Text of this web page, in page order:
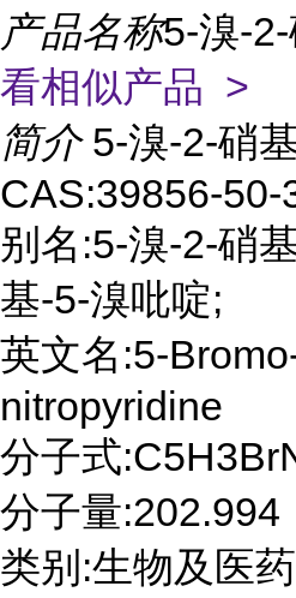
产品名称5-溴-
看相似产品 >
简介 5-溴-2-硝
CAS:39856-50-
别名:5-溴-2-硝
基-5-溴吡啶;
英文名:5-
nitropyridine
分子式
分子量:202.994
类别:生物及医